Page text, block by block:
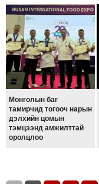
Монголын баг
тамирчид тогооч нарын
дэлхийн цомын
тэмцээнд амжилттай
оролцлоо